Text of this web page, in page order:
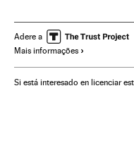
Adere a
Mais informações
Si está interesado en licenciar